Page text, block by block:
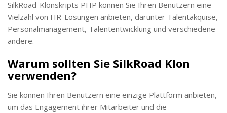
SilkRoad-Klonskripts PHP können Sie Ihren Benutzern eine
Vielzahl von HR-Lösungen anbieten, darunter Talentakquise,
Personalmanagement, Talententwicklung und verschiedene
andere.
Warum sollten Sie SilkRoad Klon
verwenden?
Sie können Ihren Benutzern eine einzige Plattform anbieten,
um das Engagement ihrer Mitarbeiter und die